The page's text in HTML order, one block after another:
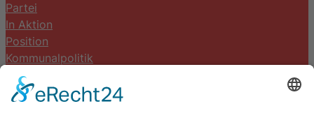
Partei
In Aktion
Position
Kommunalpolitik
Termine